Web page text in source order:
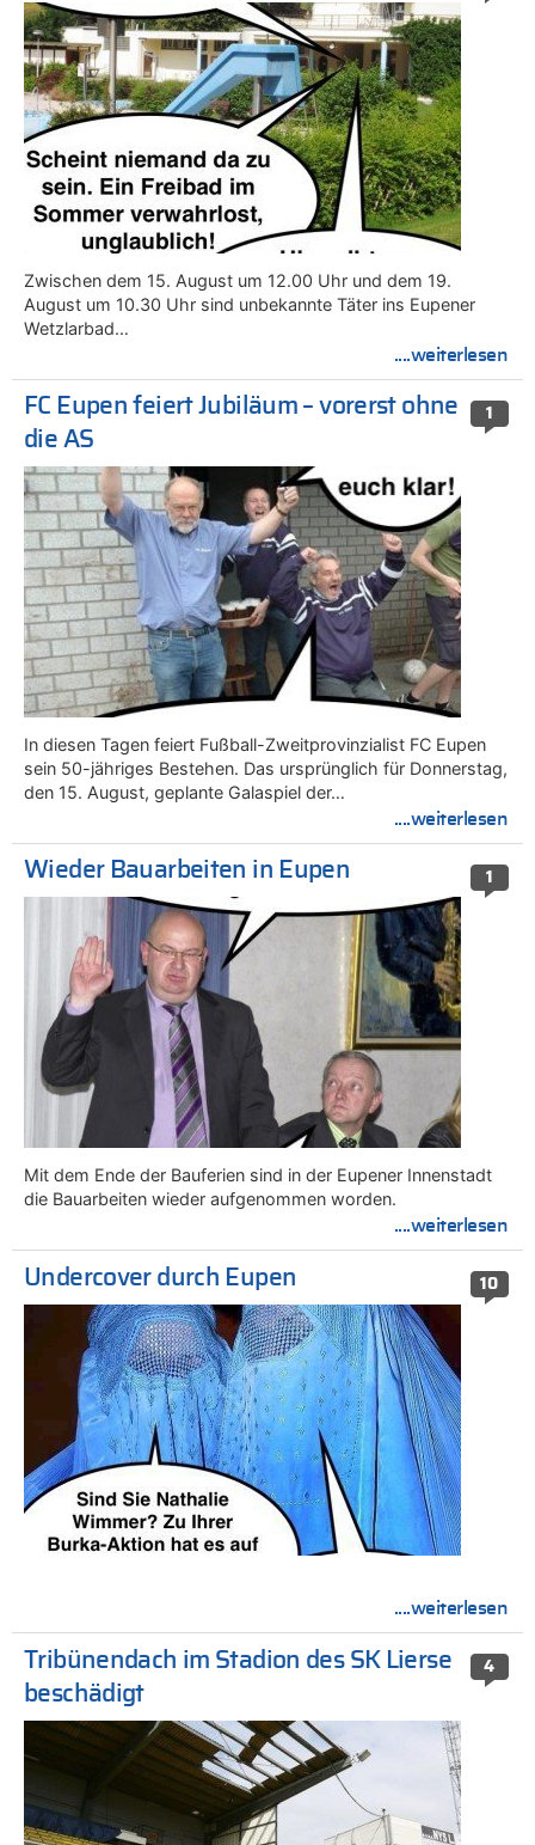
Zwischen dem 15. August um 12.00 Uhr und dem 19.
August um 10.30 Uhr sind unbekannte Täter ins Eupener
Wetzlarbad…
....weiterlesen
1
FC Eupen feiert Jubiläum – vorerst ohne
die AS
In diesen Tagen feiert Fußball-Zweitprovinzialist FC Eupen
sein 50-jähriges Bestehen. Das ursprünglich für Donnerstag,
den 15. August, geplante Galaspiel der…
....weiterlesen
1
Wieder Bauarbeiten in Eupen
Mit dem Ende der Bauferien sind in der Eupener Innenstadt
die Bauarbeiten wieder aufgenommen worden.
....weiterlesen
10
Undercover durch Eupen
....weiterlesen
4
Tribünendach im Stadion des SK Lierse
beschädigt